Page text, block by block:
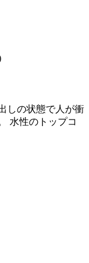
しの状態で人が衝
水性のトップコ